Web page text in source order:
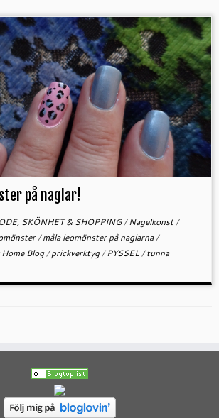
på naglar!
SKÖNHET & SHOPPING/Nagelkonst/
/måla leomönster på naglarna/
Blog/prickverktyg/PYSSEL/tunna